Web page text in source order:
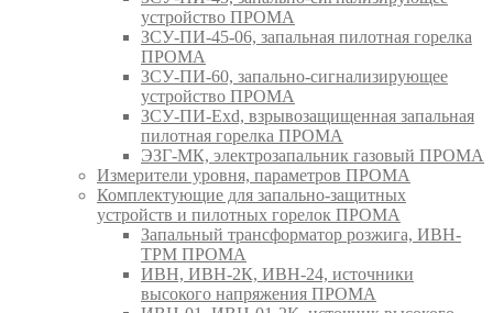
устройство ПРОМА
ЗСУ-ПИ-45-06, запальная пилотная горелка
ПРОМА
ЗСУ-ПИ-60, запально-сигнализирующее
устройство ПРОМА
ЗСУ-ПИ-Exd, взрывозащищенная запальная
пилотная горелка ПРОМА
ЭЗГ-МК, электрозапальник газовый ПРОМА
Измерители уровня, параметров ПРОМА
Комплектующие для запально-защитных
устройств и пилотных горелок ПРОМА
Запальный трансформатор розжига, ИВН-
ТРМ ПРОМА
ИВН, ИВН-2К, ИВН-24, источники
высокого напряжения ПРОМА